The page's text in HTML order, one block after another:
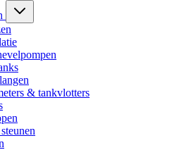
& tankvlotters